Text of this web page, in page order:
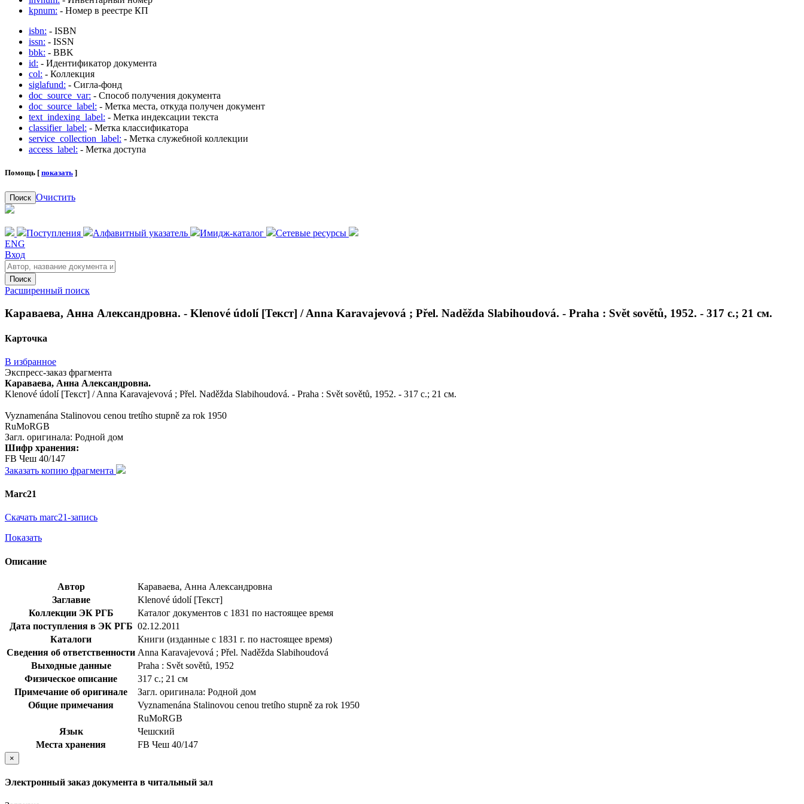
kpnum: - Номер в реестре КП
isbn: - ISBN
issn: - ISSN
bbk: - BBK
id: - Идентификатор документа
col: - Коллекция
siglafund: - Сигла-фонд
doc_source_var: - Способ получения документа
doc_source_label: - Метка места, откуда получен документ
text_indexing_label: - Метка индексации текста
classifier_label: - Метка классификатора
service_collection_label: - Метка служебной коллекции
access_label: - Метка доступа
Помощь [ показать ]
Поиск Очистить
Поступления Алфавитный указатель Имидж-каталог
Сетевые ресурсы
ENG
Вход
Поиск
Расширенный поиск
Караваева, Анна Александровна. - Klenové údolí [Текст] / Anna Karavajevová ; Přel. Naděžda Slabihoudová. - Praha : Svět sovětů, 1952. - 317 с.; 21 см.
Карточка
В избранное
Экспресс-заказ фрагмента
Караваева, Анна Александровна.
Klenové údolí [Текст] / Anna Karavajevová ; Přel. Naděžda Slabihoudová. - Praha : Svět sovětů, 1952. - 317 с.; 21 см.
Vyznamenána Stalinovou cenou tretího stupně za rok 1950
RuMoRGB
Загл. оригинала: Родной дом
Шифр хранения:
FB Чеш 40/147
Заказать копию фрагмента
Marc21
Скачать marc21-запись
Показать
Описание
Автор
Караваева, Анна Александровна
Заглавие
Klenové údolí [Текст]
Коллекции ЭК РГБ
Каталог документов с 1831 по настоящее время
Дата поступления в ЭК РГБ 02.12.2011
Каталоги
Книги (изданные с 1831 г. по настоящее время)
Сведения об ответственности Anna Karavajevová ; Přel. Naděžda Slabihoudová
Выходные данные
Praha : Svět sovětů, 1952
Физическое описание
317 с.; 21 см
Примечание об оригинале
Загл. оригинала: Родной дом
Общие примечания
Vyznamenána Stalinovou cenou tretího stupně za rok 1950
RuMoRGB
Язык
Чешский
Места хранения
FB Чеш 40/147
×
Электронный заказ документа в читальный зал